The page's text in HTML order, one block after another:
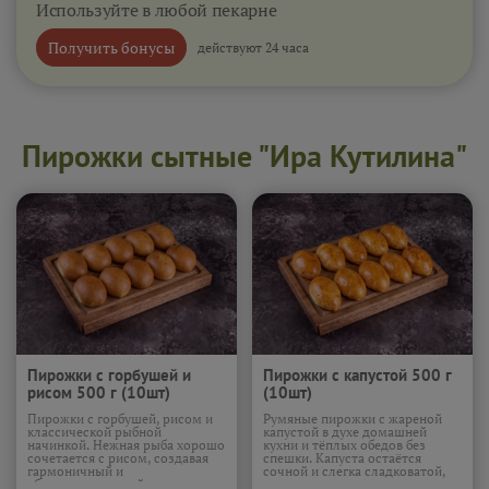
Используйте в любой пекарне
Получить бонусы действуют 24 часа
Пирожки сытные "Ира Кутилина"
Пирожки с горбушей и
рисом 500 г (10шт)
Пирожки с горбушей, рисом и
классической рыбной
начинкой. Нежная рыба хорошо
сочетается с рисом, создавая
гармоничный и
сбалансированный вкус.
Пирожки с капустой 500 г
(10шт)
Румяные пирожки с жареной
капустой в духе домашней
кухни и тёплых обедов без
спешки. Капуста остаётся
сочной и слегка сладковатой,